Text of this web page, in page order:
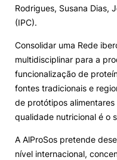
Loja da Agrária
Mudança de Par
©2026 Instituto
Rodrigues, Susana Dias,
(IPC).
Consolidar uma Rede
multidisciplinar para a
funcionalização de
fontes tradicionais e
de protótipos
qualidade nutricional é o
A AlProSos pretende
nível internacional,